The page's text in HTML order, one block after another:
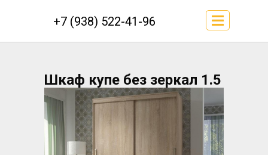
+7 (938) 522-41-96
Шкаф купе без зеркал 1.5